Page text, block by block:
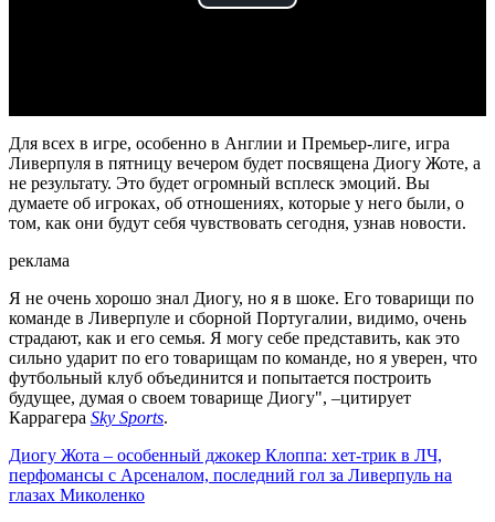
Для всех в игре, особенно в Англии и Премьер-лиге, игра
Ливерпуля в пятницу вечером будет посвящена Диогу Жоте, а
не результату. Это будет огромный всплеск эмоций. Вы
думаете об игроках, об отношениях, которые у него были, о
том, как они будут себя чувствовать сегодня, узнав новости.
реклама
Я не очень хорошо знал Диогу, но я в шоке. Его товарищи по
команде в Ливерпуле и сборной Португалии, видимо, очень
страдают, как и его семья. Я могу себе представить, как это
сильно ударит по его товарищам по команде, но я уверен, что
футбольный клуб объединится и попытается построить
будущее, думая о своем товарище Диогу", –цитирует
Каррагера Sky Sports.
Диогу Жота – особенный джокер Клоппа: хет-трик в ЛЧ,
перфомансы с Арсеналом, последний гол за Ливерпуль на
глазах Миколенко